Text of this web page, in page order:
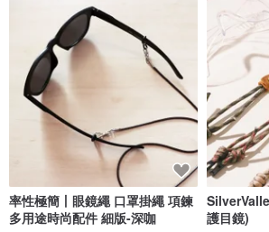
率性極簡丨眼鏡繩 口罩掛繩 項鍊
多用途時尚配件 細版-深咖
護目鏡)